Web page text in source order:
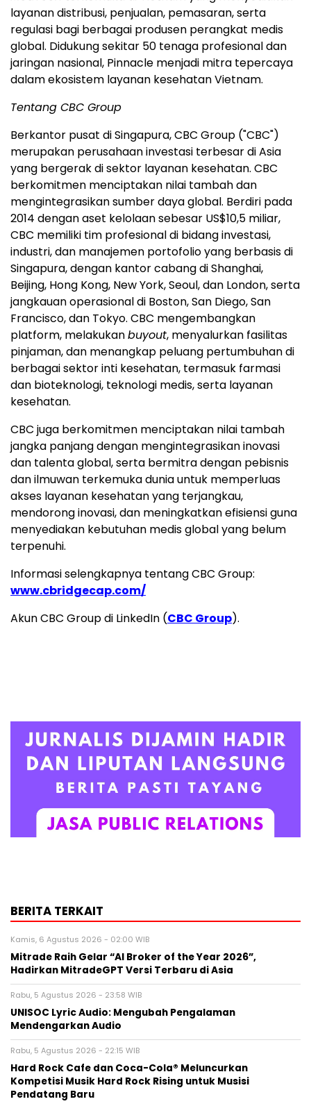
layanan distribusi, penjualan, pemasaran, serta
regulasi bagi berbagai produsen perangkat medis
global. Didukung sekitar 50 tenaga profesional dan
jaringan nasional, Pinnacle menjadi mitra tepercaya
dalam ekosistem layanan kesehatan Vietnam.
Tentang CBC Group
Berkantor pusat di Singapura, CBC Group ("CBC")
merupakan perusahaan investasi terbesar di Asia
yang bergerak di sektor layanan kesehatan. CBC
berkomitmen menciptakan nilai tambah dan
mengintegrasikan sumber daya global. Berdiri pada
2014 dengan aset kelolaan sebesar US$10,5 miliar,
CBC memiliki tim profesional di bidang investasi,
industri, dan manajemen portofolio yang berbasis di
Singapura, dengan kantor cabang di Shanghai,
Beijing, Hong Kong, New York, Seoul, dan London, serta
jangkauan operasional di Boston, San Diego, San
Francisco, dan Tokyo. CBC mengembangkan
platform, melakukanbuyout, menyalurkan fasilitas
pinjaman, dan menangkap peluang pertumbuhan di
berbagai sektor inti kesehatan, termasuk farmasi
dan bioteknologi, teknologi medis, serta layanan
kesehatan.
CBC juga berkomitmen menciptakan nilai tambah
jangka panjang dengan mengintegrasikan inovasi
dan talenta global, serta bermitra dengan pebisnis
dan ilmuwan terkemuka dunia untuk memperluas
akses layanan kesehatan yang terjangkau,
mendorong inovasi, dan meningkatkan efisiensi guna
menyediakan kebutuhan medis global yang belum
terpenuhi.
Informasi selengkapnya tentang CBC Group:
www.cbridgecap.com/
Akun CBC Group di LinkedIn (CBC Group).
BERITA TERKAIT
Kamis, 6 Agustus 2026 - 02:00 WIB
Mitrade Raih Gelar “AI Broker of the Year 2026”,
Hadirkan MitradeGPT Versi Terbaru di Asia
Rabu, 5 Agustus 2026 - 23:58 WIB
UNISOC Lyric Audio: Mengubah Pengalaman
Mendengarkan Audio
Rabu, 5 Agustus 2026 - 22:15 WIB
Hard Rock Cafe dan Coca-Cola® Meluncurkan
Kompetisi Musik Hard Rock Rising untuk Musisi
Pendatang Baru